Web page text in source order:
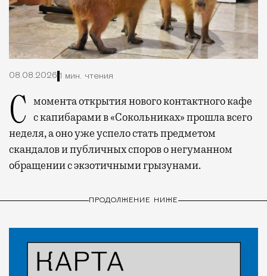
08.08.2026 1 мин. чтения
С момента открытия нового контактного кафе с капибарами в «Сокольниках» прошла всего
неделя, а оно уже успело стать предметом
скандалов и публичных споров о негуманном
обращении с экзотичными грызунами.
ПРОДОЛЖЕНИЕ НИЖЕ